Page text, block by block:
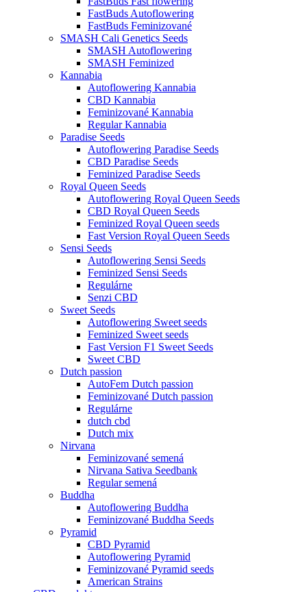
FastBuds Autoflowering
FastBuds Feminizované
SMASH Cali Genetics Seeds
SMASH Autoflowering
SMASH Feminized
Kannabia
Autoflowering Kannabia
CBD Kannabia
Feminizované Kannabia
Regular Kannabia
Paradise Seeds
Autoflowering Paradise Seeds
CBD Paradise Seeds
Feminized Paradise Seeds
Royal Queen Seeds
Autoflowering Royal Queen Seeds
CBD Royal Queen Seeds
Feminized Royal Queen seeds
Fast Version Royal Queen Seeds
Sensi Seeds
Autoflowering Sensi Seeds
Feminized Sensi Seeds
Regulárne
Senzi CBD
Sweet Seeds
Autoflowering Sweet seeds
Feminized Sweet seeds
Fast Version F1 Sweet Seeds
Sweet CBD
Dutch passion
AutoFem Dutch passion
Feminizované Dutch passion
Regulárne
dutch cbd
Dutch mix
Nirvana
Feminizované semená
Nirvana Sativa Seedbank
Regular semená
Buddha
Autoflowering Buddha
Feminizované Buddha Seeds
Pyramid
CBD Pyramid
Autoflowering Pyramid
Feminizované Pyramid seeds
American Strains